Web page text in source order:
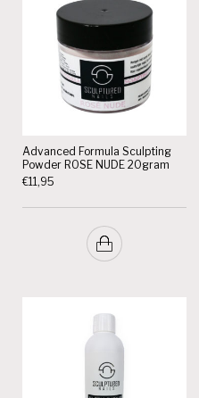
Advanced Formula Sculpting
Powder ROSE NUDE 20gram
€11,95